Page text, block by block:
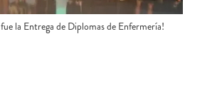
fue la Entrega de Diplomas de Enfermería!